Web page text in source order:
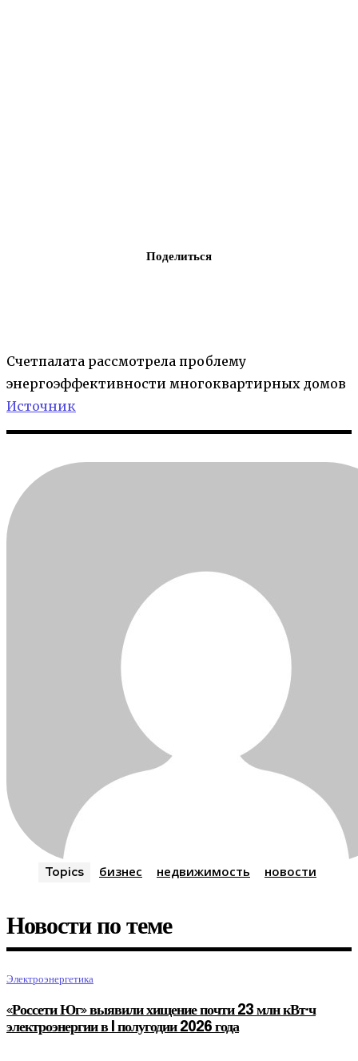
Поделиться
Счетпалата рассмотрела проблему
энергоэффективности многоквартирных домов
Источник
Topics бизнес недвижимость новости
Новости по теме
Электроэнергетика
«Россети Юг» выявили хищение почти 23 млн кВт·ч
электроэнергии в I полугодии 2026 года